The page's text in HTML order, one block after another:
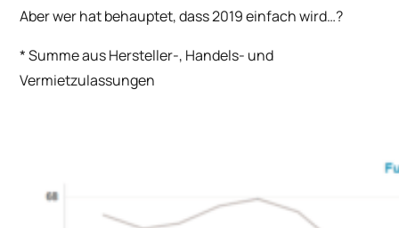
Aber wer hat behauptet, dass 2019 einfach wird…?
* Summe aus Hersteller-, Handels- und
Vermietzulassungen